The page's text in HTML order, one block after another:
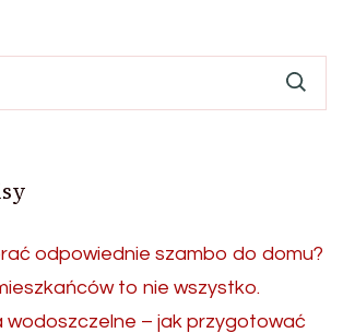
odpowiednie szambo do domu?
to nie wszystko.
wodoszczelne – jak przygotować